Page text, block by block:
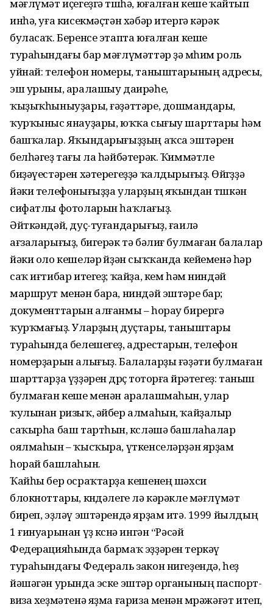
мәғлүмәт иҫегеҙгә төшһә, юғалған кеше ҡайтып
инһә, уға кисекмәҫтән хәбәр итергә кәрәк
буласаҡ. Беренсе этапта юғалған кеше
тураһындағы бар мәғлүмәттәр ҙә мөһим роль
уйнай: телефон номеры, таныштарының адресы,
эш урыны, аралашыу даирәһе,
ҡыҙыҡһыныуҙары, ғәҙәттәре, дошмандары,
ҡурҡыныс янауҙары, юҡҡа сығыу шарттары һәм
башҡалар. Яҡындарығыҙҙың аҡса эштәрен
белһәгеҙ тағы ла һәйбәтерәк. Ҡиммәтле
биҙәүестәрен хәтерегеҙҙә ҡалдырығыҙ. Өйөгөҙҙә
йәки телефонығыҙҙа уларҙың яҡындан төшкән
сифатлы фотоларын һаҡлағыҙ.
Әйткәндәй, дуҫ-туғандарығыҙ, ғаилә
ағзаларығыҙ, бигерәк тә бәлиғ булмаған балалар
йәки оло кешеләр өйҙән сыҡҡанда кейеменә һәр
саҡ иғтибар итегеҙ; ҡайҙа, кем һәм ниндәй
маршрут менән бара, ниндәй эштәре бар;
документтарын алғанмы – һорау бирергә
ҡурҡмағыҙ. Уларҙың дуҫтары, таныштары
тураһында белешегеҙ, адрестарын, телефон
номерҙарын алығыҙ. Балаларҙы ғәҙәти булмаған
шарттарҙа үҙҙәрен дөрөҫ тоторға өйрәтегеҙ: таныш
булмаған кеше менән аралашмаһын, улар
ҡулынан ризыҡ, әйбер алмаһын, ҡайҙалыр
саҡырһа баш тартһын, көсләшә башлаһалар
оялмаһын – ҡысҡыра, үткенселәрҙән ярҙам
һорай башлаһын.
Ҡайһы бер осраҡтарҙа кешенең шәхси
блокноттары, көндәлеге лә кәрәкле мәғлүмәт
биреп, эҙләү эштәрендә ярҙам итә. 1999 йылдың
1 ғинуарынан үҙ көсөнә ингән “Рәсәй
Федерацияһында бармаҡ эҙҙәрен теркәү
тураһындағы Федераль закон нигеҙендә, һеҙ
йәшәгән урында эске эштәр органының паспорт-
виза хеҙмәтенә яҙма ғариза менән мөрәжәғәт итеп,